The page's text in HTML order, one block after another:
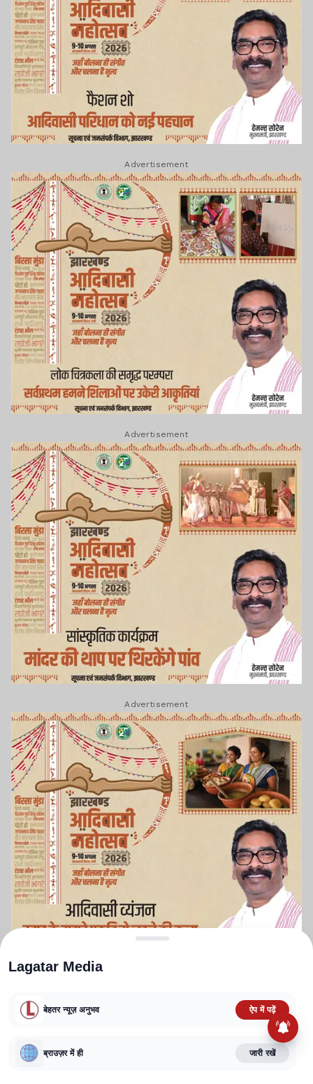
Advertisement
Advertisement
Advertisement
TERMS AND CONDITIONS
CORRECTIONS POLICY
FACT CHECKING POLICY
Lagatar Media
बेहतर न्यूज़ अनुभव ऐप में पढ़ें
ब्राउज़र में ही जारी रखें